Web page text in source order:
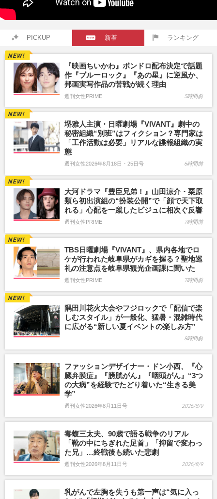
PICKUP 新着 ランキング
『映画ちいかわ』ボンドロ配布決定で話題
作『ブルーロック』『あの星』に逆風か、
邦画実写作品の苦戦が続く理由
週刊女性PRIME 5時間前
堺雅人主演・日曜劇場『VIVANT』劇中の
秘密組織“別班”はフィクション？専門家は
「工作活動は必要」リアルな諜報組織の実
態
週刊女性2026年8月18日・25日号 6時間前
大河ドラマ『豊臣兄弟！』山田涼介・栗原
類ら初出演組の“扮装公開”で「顔で天下取
れる」心配を一蹴したビジュに相次ぐ反響
週刊女性PRIME 7時間前
TBS日曜劇場『VIVANT』、県内各地でロ
ケが行われた岐阜県がカギを握る？聖地巡
礼の注意点を岐阜県観光企画課に聞いた
週刊女性PRIME 7時間前
隅田川花火大会やフジロックで「配信で楽
しむスタイル」が一般化、猛暑・混雑時代
に広がる“新しい夏イベントの楽しみ方”
8時間前
ファッションデザイナー・ドン小西、『心
臓弁膜症』『膀胱がん』『咽頭がん』“3つ
の大病”を経験でたどり着いた“生きる美
学”
週刊女性2026年8月11日号 2026/8/9
毒蝮三太夫、90歳で語る戦争のリアル
「靴の中にちぎれた足首」「抑留で変わっ
た兄」…終戦後も続いた悲劇
週刊女性2026年8月11日号 2026/8/9
乳がんで左胸を失うも第一声は“気に入っ